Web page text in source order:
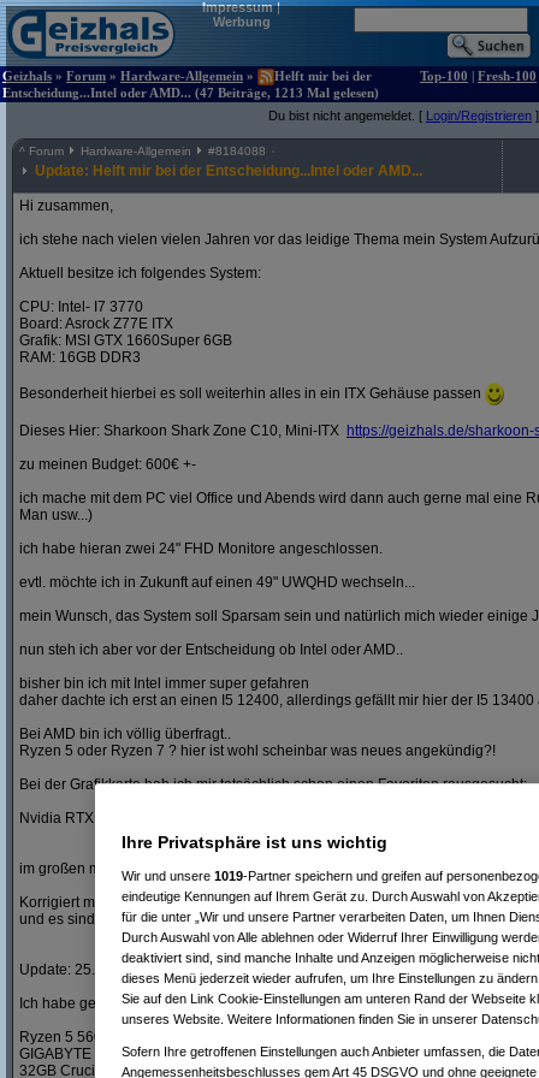
Impressum|
Werbung
Geizhals » Forum » Hardware-Allgemein »
Helft mir bei der
Entscheidung...Intel oder AMD... (47 Beiträge, 1213 Mal gelesen)
Top-100 | Fresh-100
Du bist nicht angemeldet. [ Login/Registrieren ]
^ Forum Hardware-Allgemein #8184088
Update: Helft mir bei der Entscheidung...Intel oder AMD...
Hi zusammen,
ich stehe nach vielen vielen Jahren vor das leidige Thema mein System
Aktuell besitze ich folgendes System:
CPU: Intel- I7 3770
Board: Asrock Z77E ITX
Grafik: MSI GTX 1660Super 6GB
RAM: 16GB DDR3
Besonderheit hierbei es soll weiterhin alles in ein ITX Gehäuse passen
Dieses Hier: Sharkoon Shark Zone C10, Mini-ITX https://geizhals.de/sharkoon-
zu meinen Budget: 600€ +-
ich mache mit dem PC viel Office und Abends wird dann auch gerne mal eine
Man usw...)
ich habe hieran zwei 24" FHD Monitore angeschlossen.
evtl. möchte ich in Zukunft auf einen 49" UWQHD wechseln...
mein Wunsch, das System soll Sparsam sein und natürlich mich wieder einige
nun steh ich aber vor der Entscheidung ob Intel oder AMD..
bisher bin ich mit Intel immer super gefahren
daher dachte ich erst an einen I5 12400, allerdings gefällt mir hier der I5 13400
Bei AMD bin ich völlig überfragt..
Ryzen 5 oder Ryzen 7 ? hier ist wohl scheinbar was neues angekündig?!
Bei der Grafikkarte hab ich mir tatsächlich schon einen Favoriten rausgesucht:
Nvidia RTX 4060 8GB
im großen möchte ich gute Leistung bei sparsamen verbrauch haben..
Korrigiert mich gerne wenn ich völlig daneben liege...
und es sind hier bestimmt noch eine menge Fragen offen...
Update: 25.01.2024
Ich habe gestern Abend gebrauchtes System Angeboten bekommen:
Ryzen 5 5600X
GIGABYTE B450 I AORUS Pro WIFI
32GB Crucial Ballistix schwarz DIMM 16GB, DDR4-3200, CL16-18-18-36
Ihre Privatsphäre ist uns wichtig
Wir und unsere 1019-Partner speichern und greifen auf
eindeutige Kennungen auf Ihrem Gerät zu. Durch Auswahl von
für die unter „Wir und unsere Partner verarbeiten Daten, um Ihnen
Durch Auswahl von Alle ablehnen oder Widerruf Ihrer Einwilligung
deaktiviert sind, sind manche Inhalte und Anzeigen möglicherweise
dieses Menü jederzeit wieder aufrufen, um Ihre Einstellungen zu
Sie auf den Link Cookie-Einstellungen am unteren Rand der Webseite
unseres Website. Weitere Informationen finden Sie in unserer
Sofern Ihre getroffenen Einstellungen auch Anbieter umfassen, die
Angemessenheitsbeschlusses gem Art 45 DSGVO und ohne